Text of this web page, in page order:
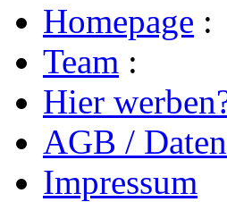
Homepage :
Team :
Hier
AGB /
Impressum